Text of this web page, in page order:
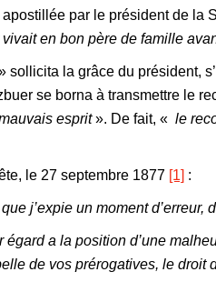
apostillée par le président de la
en bon père de famille
sollicita la grâce du président,
se borna à transmettre le
esprit». De fait, « le
le 27 septembre 1877 [1] :
j’expie un moment
a la position d’une
de vos prérogatives, le